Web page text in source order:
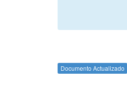
Documento Actualizado